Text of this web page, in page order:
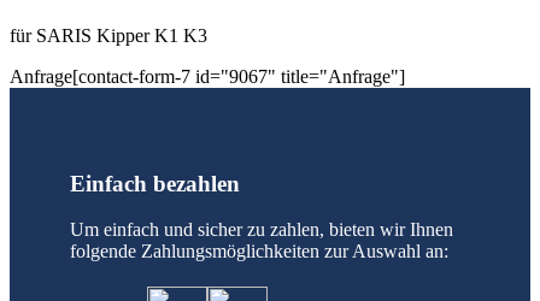
für SARIS Kipper K1 K3
Anfrage[contact-form-7 id="9067" title="Anfrage"]
Einfach bezahlen
Um einfach und sicher zu zahlen, bieten wir Ihnen
folgende Zahlungsmöglichkeiten zur Auswahl an: